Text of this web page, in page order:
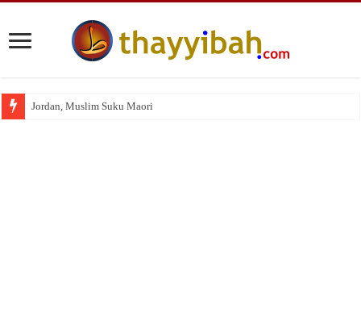
Jordan, Muslim Suku Maori